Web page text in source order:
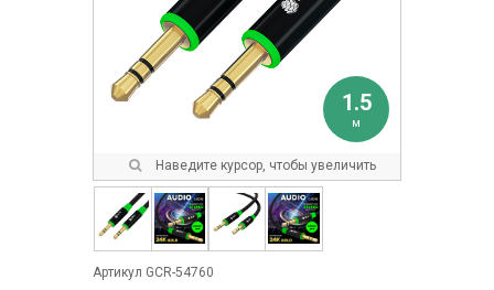
1.5
м
Наведите курсор, чтобы увеличить
Артикул GCR-54760